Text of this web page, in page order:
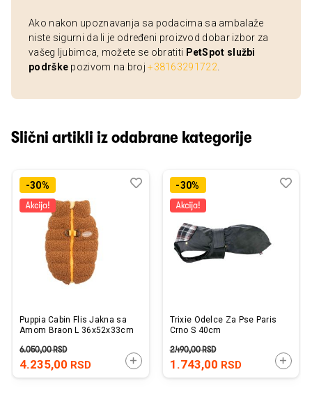
Ako nakon upoznavanja sa podacima sa ambalaže
niste sigurni da li je određeni proizvod dobar izbor za
vašeg ljubimca, možete se obratiti PetSpot službi
podrške pozivom na broj+38163291722
Slični artikli iz odabrane kategorije
-30%
Puppia Cabin Flis Jakna sa
Amom Braon L 36x52x33cm
4.235,00 RSD
6.050,00RSD
DODAJTE U KORPU
Dodaj
Uporedi-30%
Trixie Odelce Za Pse Paris
Crno S 40cm
1.743,00 RSD
2.490,00RSD